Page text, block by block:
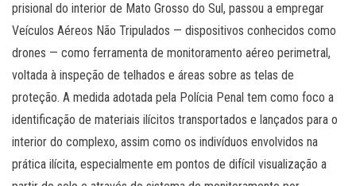
prisional do interior de Mato Grosso do Sul, passou a empregar
Veículos Aéreos Não Tripulados — dispositivos conhecidos como
drones — como ferramenta de monitoramento aéreo perimetral,
voltada à inspeção de telhados e áreas sobre as telas de
proteção. A medida adotada pela Polícia Penal tem como foco a
identificação de materiais ilícitos transportados e lançados para o
interior do complexo, assim como os indivíduos envolvidos na
prática ilícita, especialmente em pontos de difícil visualização a